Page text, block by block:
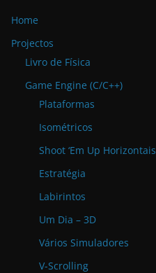
Home
Projectos
Livro de Física
Game Engine (C/C++)
Plataformas
Isométricos
Shoot ‘Em Up Horizontais
Estratégia
Labirintos
Um Dia – 3D
Vários Simuladores
V-Scrolling